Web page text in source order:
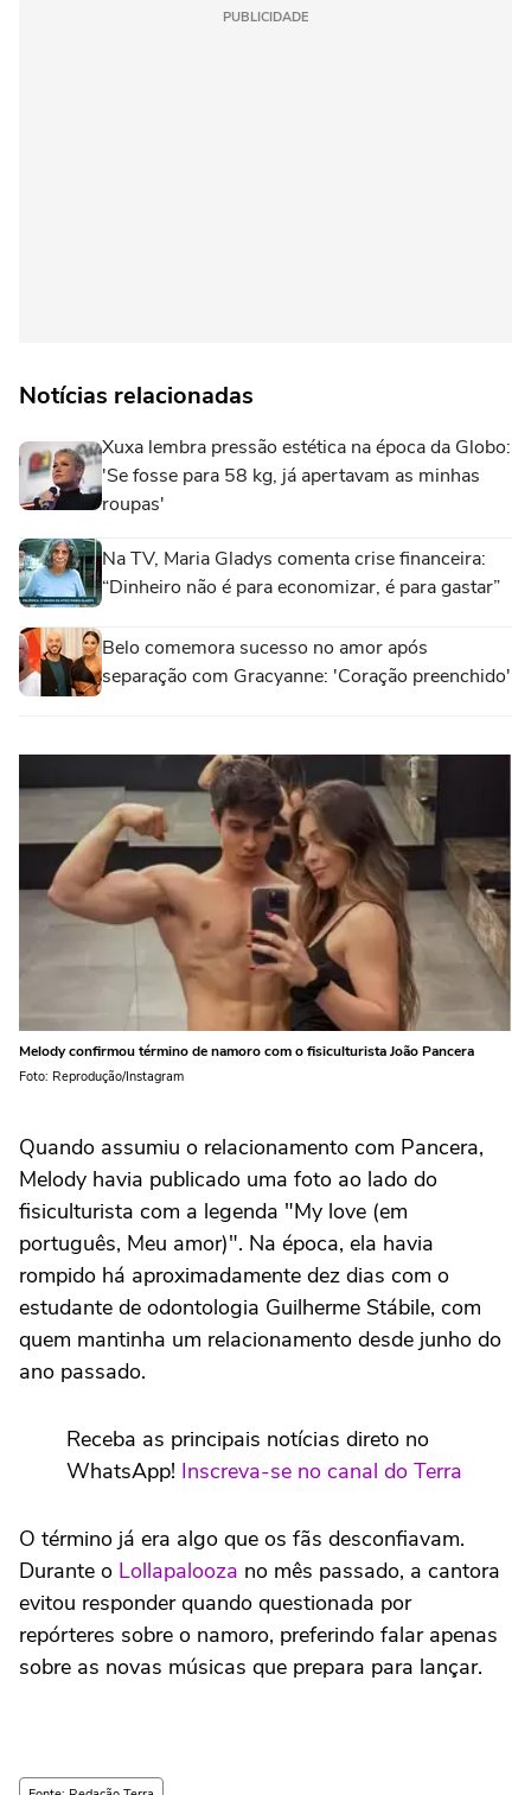
PUBLICIDADE
Notícias relacionadas
Xuxa lembra pressão estética na época da Globo:
'Se fosse para 58 kg, já apertavam as minhas
roupas'
Na TV, Maria Gladys comenta crise financeira:
“Dinheiro não é para economizar, é para gastar”
Belo comemora sucesso no amor após
separação com Gracyanne: 'Coração preenchido'
Melody confirmou término de namoro com o fisiculturista João Pancera
Foto: Reprodução/Instagram
Quando assumiu o relacionamento com Pancera,
Melody havia publicado uma foto ao lado do
fisiculturista com a legenda "My love (em
português, Meu amor)". Na época, ela havia
rompido há aproximadamente dez dias com o
estudante de odontologia Guilherme Stábile, com
quem mantinha um relacionamento desde junho do
ano passado.
Receba as principais notícias direto no
WhatsApp! Inscreva-se no canal do Terra
O término já era algo que os fãs desconfiavam.
Durante o Lollapalooza no mês passado, a cantora
evitou responder quando questionada por
repórteres sobre o namoro, preferindo falar apenas
sobre as novas músicas que prepara para lançar.